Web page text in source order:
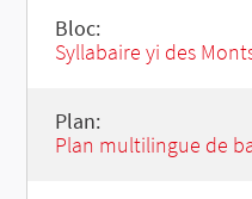
Bloc:
Syllabaire yi des
Plan:
Plan multilingue de